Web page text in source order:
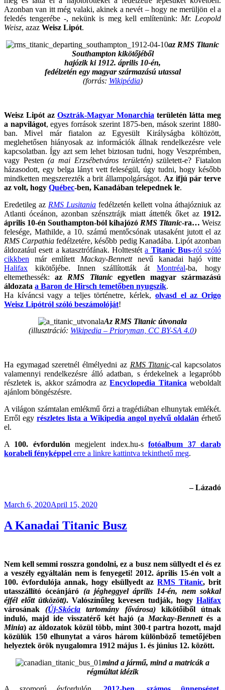
Azonban van itt még valaki, akinek a nevét – hogy ne merüljön el a
feledés tengerébe -, nekünk is meg kell említenünk: Mr. Leopold
Weisz, azaz Weisz Lipót.
az RMS Titanic
Southampton kikötőjéből
hajózik ki 1912. április 10-én,
fedélzetén egy magyar származású utassal
(forrás: Wikipédia)
Weisz Lipót az Osztrák-Magyar Monarchia területén látta meg
a napvilágot, egyes források szerint 1875-ben, mások szerint 1880-
ban. Mivel már fiatalon az Egyesült Királyságba költözött,
meglehetősen hiányosak az információk állnak rendelkezésre vele
kapcsolatban. Így azt sem lehet biztosan tudni, hogy Veszprémben,
vagy Pesten(a mai Erzsébetváros területén)született-e? Fiatalon
házasodott, egy belga lányt vett feleségül, úgy tudni, hogy később
mindketten megszerezték a brit állampolgárságot. Az ifjú pár terve
az volt, hogy Québec-ben, Kanadában telepednek le.
Eredetileg az RMS Lusitania fedélzetén kellett volna áthajózniuk az
Atlanti óceánon, azonban szénsztrájk miatt áttették őket az 1912.
április 10-én Southampton-ból kihajózó RMS Titanic-ra… Weisz
felesége, Mathilde, a 10. számú mentőcsónak utasaként jutott el az
RMS Carpathia fedélzetére, később pedig Kanadába. Lipót azonban
áldozatául esett a katasztrófának. Holttestéta Titanic Bus-ról szóló
cikkben már említett Mackay-Bennettnevű kanadai hajó vitte
Halifax kikötőjébe. Innen szállították átMontréal-ba, hogy
eltemethessék:az RMS Titanicegyetlen magyar származású
áldozata a Baron de Hirsch temetőben nyugszik.
Ha kíváncsi vagy a teljes történetre, kérlek, olvasd el az Origo
Weisz Lipótról szóló beszámolóját!
Az RMS Titanic útvonala
(illusztráció: Wikipedia – Prioryman, CC BY-SA 4.0)
Ha egymagad szeretnél élmélyedni az RMS Titanic-cal kapcsolatos
valamennyi rendelkezésre álló adatban, s érdekelnek a legapróbb
részletek is, akkor számodra azEncyclopedia Titanica weboldalt
ajánlom böngészésre.
A világon számtalan emlékmű őrzi a tragédiában elhunytak emlékét.
Erről egy részletes lista a Wikipedia angol nyelvű oldalán érhető
el.
A 100. évfordulón megjelent index.hu-sfotóalbum 37 darab
korabeli fényképpel erre a linkre kattintva tekinthető meg.
– Lázadó
Posted
March 6, 2020April 15, 2020
A Kanadai Titanic Busz
Nem kell semmi rosszra gondolni, ez a busz nem süllyedt el és ez
a veszély egyáltalán nem is fenyegeti! 2012. április 15-én volt a
100. évfordulója annak, hogy elsüllyedt azRMS Titanic, brit
utasszállító óceánjáró (a jégheggyel április 14-én, nem sokkal
éjfél előtt ütközött). Valószínűleg kevesen tudják, hogy Halifax
városának(Új-Skócia tartomány fővárosa)kikötőiből útnak
induló, majd ide visszatérő két hajó (a Mackay-Bennettés a
Minia) az áldozatok közül több, mint 300-t partra hozott, majd
közülük 150 elhunytat a város három különböző temetőjében
helyeztek örök nyugalomra 1912 május 1. és június 12. között.
mind a jármű, mind a matricák a
régmúltat idézik